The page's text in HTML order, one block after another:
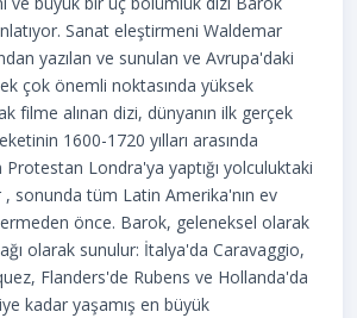
Sanat eleştirmeni Waldemar
yazılan ve sunulan ve Avrupa'daki
çok önemli noktasında yüksek
filme alınan dizi, dünyanın ilk gerçek
1600-1720 yılları arasında
Londra'ya yaptığı yolculuktaki
, sonunda tüm Latin Amerika'nın ev
önce. Barok, geleneksel olarak
olarak sunulur: İtalya'da Caravaggio,
Flanders'de Rubens ve Hollanda'da
kadar yaşamış en büyük